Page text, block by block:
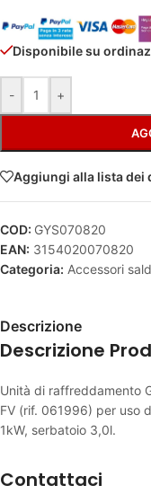
Disponibile su
- +
Aggiungi alla lista dei
COD: GYS070820
EAN: 3154020070820
Categoria: Accessori
Descrizione
Descrizione
Unità di raffreddamento
FV (rif. 061996) per uso
1kW, serbatoio 3,0l.
Contattaci